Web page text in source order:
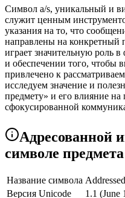
Символ a/s, уникальный и
служит ценным
указания на то, что
направлены на конкретный
играет значительную роль
и обеспечении того, чтобы
привлечено к
исследуем значение и
предмету» и его влияние на
сфокусированной
Адресованной
символе предмета
Название символа
Версия Unicode
1.1 (June